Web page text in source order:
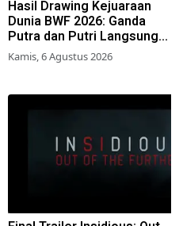
Hasil Drawing Kejuaraan
Dunia BWF 2026: Ganda
Putra dan Putri Langsung
Lolos Babak Kedua, 6 Wakil
Bertarung dari Awal
Kamis, 6 Agustus 2026